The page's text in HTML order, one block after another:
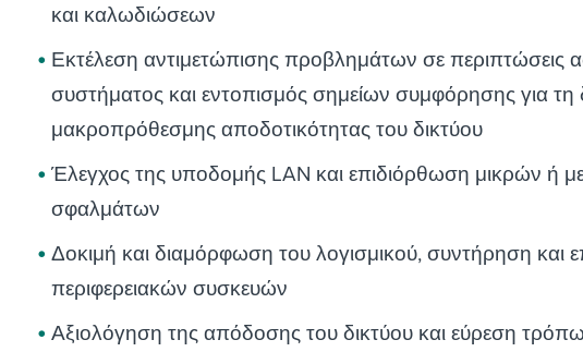
και καλωδιώσεων
Εκτέλεση αντιμετώπισης προβλημάτων σε περιπτώσεις
συστήματος και εντοπισμός σημείων συμφόρησης για τη
μακροπρόθεσμης αποδοτικότητας του δικτύου
Έλεγχος της υποδομής LAN και επιδιόρθωση μικρών ή
σφαλμάτων
Δοκιμή και διαμόρφωση του λογισμικού, συντήρηση και
περιφερειακών συσκευών
Αξιολόγηση της απόδοσης του δικτύου και εύρεση